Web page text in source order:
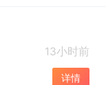
13小时前
详情